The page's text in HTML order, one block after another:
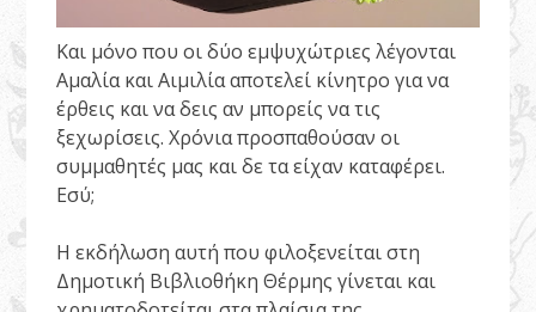
Και μόνο που οι δύο εμψυχώτριες λέγονται
Αμαλία και Αιμιλία αποτελεί κίνητρο για να
έρθεις και να δεις αν μπορείς να τις
ξεχωρίσεις. Χρόνια προσπαθούσαν οι
συμμαθητές μας και δε τα είχαν καταφέρει.
Εσύ;
Η εκδήλωση αυτή που φιλοξενείται στη
Δημοτική Βιβλιοθήκη Θέρμης γίνεται και